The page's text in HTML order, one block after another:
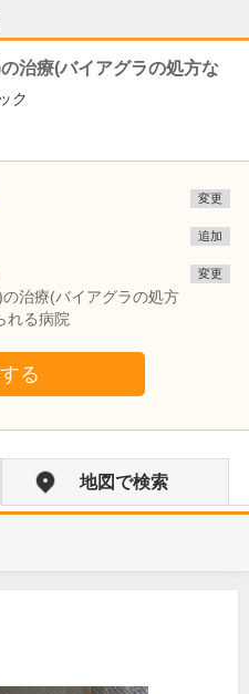
治療(バイアグラの処方な
ク
変更
追加
治療(バイアグラの処方
れる病院
変更
る
地図で検索